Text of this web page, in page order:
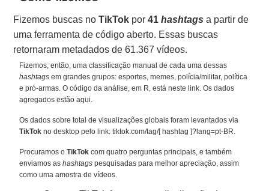
Fizemos buscas noTikTok por 41hashtags a partir de
uma ferramenta de código aberto. Essas buscas
retornaram metadados de 61.367 vídeos.
Fizemos, então, uma classificação manual de cada uma dessas
hashtags em grandes grupos: esportes, memes, polícia/militar, política
e pró-armas. O código da análise, em R, está neste link. Os dados
agregados estão aqui.
Os dados sobre total de visualizações globais foram levantados via
TikTok no desktop pelo link: tiktok.com/tag/[ hashtag ]?lang=pt-BR.
Procuramos oTikTok com quatro perguntas principais, e também
enviamos ashashtags pesquisadas para melhor apreciação, assim
como uma amostra de vídeos.